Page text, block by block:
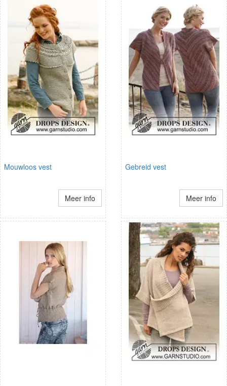
Mouwloos vest
Meer info
Gebreid vest
Meer info